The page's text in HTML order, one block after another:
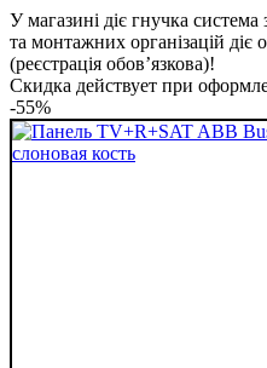
У магазині діє гнучка
та монтажних організацій діє
(реєстрація обов’язкова)!
Скидка действует при
-55%